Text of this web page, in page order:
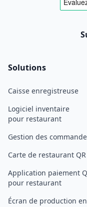
Solutions
Caisse enregistreuse
Logiciel inventaire
pour restaurant
Gestion des
Carte de restaurant
Application paiement
pour restaurant
Écran de production